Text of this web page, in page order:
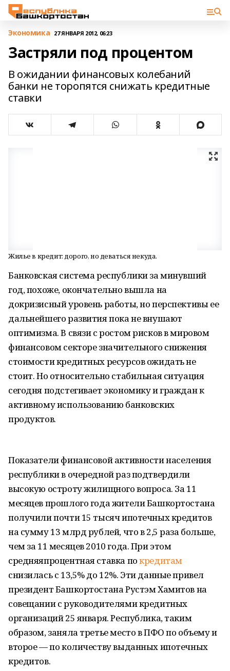
Экономика 27 ЯНВАРЯ 2012, 06:23
Застряли под процентом
В ожидании финансовых колебаний
банки не торопятся снижать кредитные
ставки
Жилье в кредит: дорого, но деваться некуда.
Банковская система республики за минувший
год, похоже, окончательно вышла на
докризисный уровень работы, но перспективы ее
дальнейшего развития пока не внушают
оптимизма. В связи с ростом рисков в мировом
финансовом секторе значительного снижения
стоимости кредитных ресурсов ожидать не
стоит. Но относительно стабильная ситуация
сегодня подстегивает экономику и граждан к
активному использованию банковских
продуктов.
Показатели финансовой активности населения
республики в очередной раз подтвердили
высокую остроту жилищного вопроса. За 11
месяцев прошлого года жители Башкортостана
получили почти 15 тысяч ипотечных кредитов
на сумму 13 млрд рублей, что в 2,5 раза больше,
чем за 11 месяцев 2010 года. При этом
средняяпроцентная ставка покредитам
снизилась с 13,5% до 12%. Эти данные привел
президент Башкортостана Рустэм Хамитов на
совещании с руководителями кредитных
организаций 25 января. Республика, таким
образом, заняла третье место в ПФО по объему и
второе — по количеству выданных ипотечных
кредитов.